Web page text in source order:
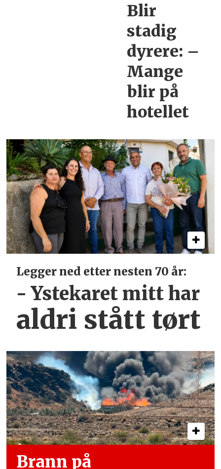
Blir
stadig
dyrere: –
Mange
blir på
hotellet
Legger ned etter nesten 70 år:
- Ystekaret mitt har
aldri stått tørt
Brann på